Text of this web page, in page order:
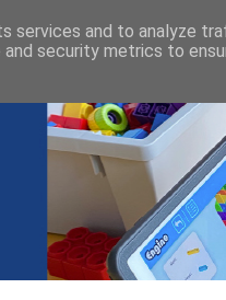
and to analyze
security metrics to